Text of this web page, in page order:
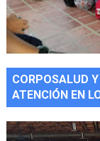
CORPOSALUD
ATENCIÓN EN